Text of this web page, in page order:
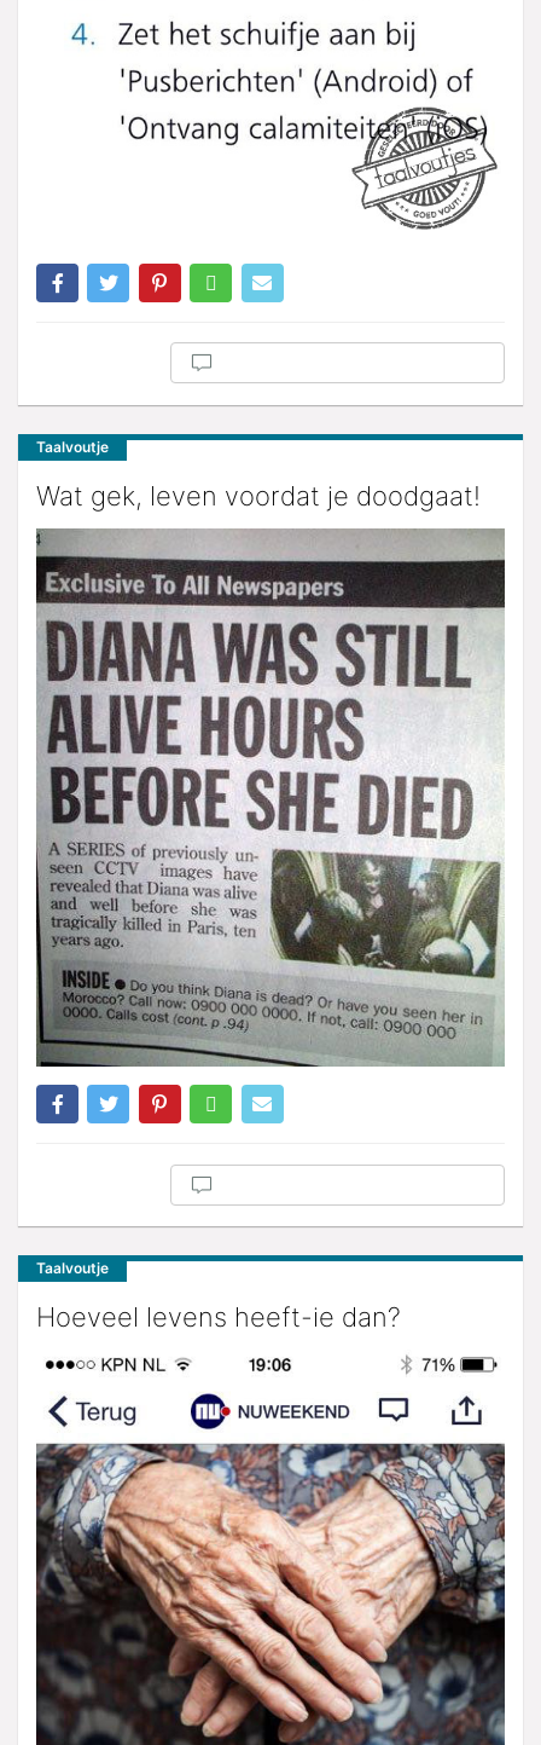
Taalvoutje
Wat gek, leven voordat je doodgaat!
Taalvoutje
Hoeveel levens heeft-ie dan?